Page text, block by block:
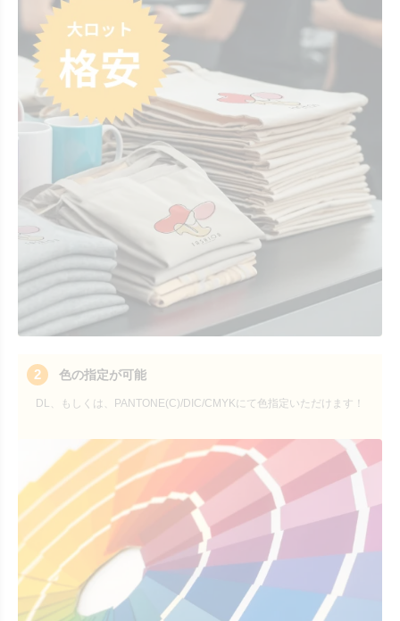
2 色の指定が可能
DL、もしくは、PANTONE(C)/DIC/CMYKにて色指定いただけます！